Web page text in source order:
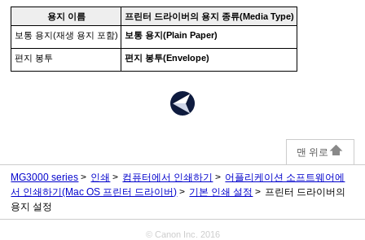
용지 이름 프린터 드라이버의 용지 종류(Media Type)
보통 용지(재생 용지 포함)
보통 용지(Plain Paper)
편지 봉투 편지 봉투(Envelope)
맨 위로
MG3000 series 인쇄 컴퓨터에서 인쇄하기
어플리케이션 소프트웨어에
서 인쇄하기(Mac OS 프린터 드라이버)
기본 인쇄 설정
프린터 드라이버의
용지 설정
© Canon Inc. 2016